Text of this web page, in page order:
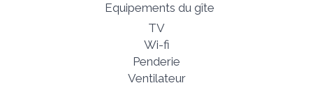
Equipements du gîte
TV
Wi-fi
Penderie
Ventilateur